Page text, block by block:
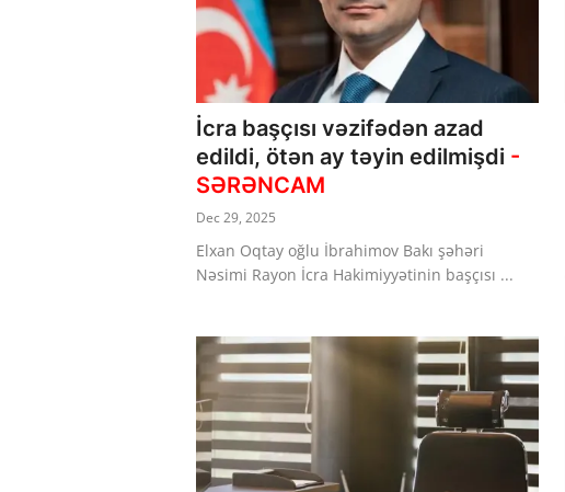
İcra başçısı vəzifədən azad
edildi, ötən ay təyin edilmişdi -
SƏRƏNCAM
Dec 29, 2025
Elxan Oqtay oğlu İbrahimov Bakı şəhəri
Nəsimi Rayon İcra Hakimiyyətinin başçısı ...